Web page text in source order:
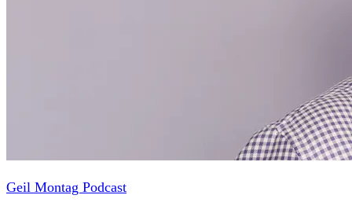
Geil Montag Podcast